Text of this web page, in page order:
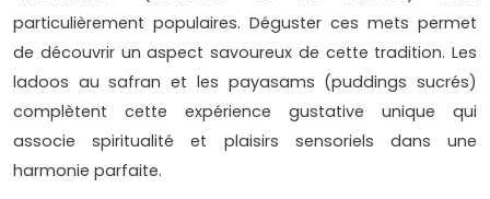
particulièrement populaires. Déguster ces mets permet
de découvrir un aspect savoureux de cette tradition. Les
ladoos au safran et les payasams (puddings sucrés)
complètent cette expérience gustative unique qui
associe spiritualité et plaisirs sensoriels dans une
harmonie parfaite.